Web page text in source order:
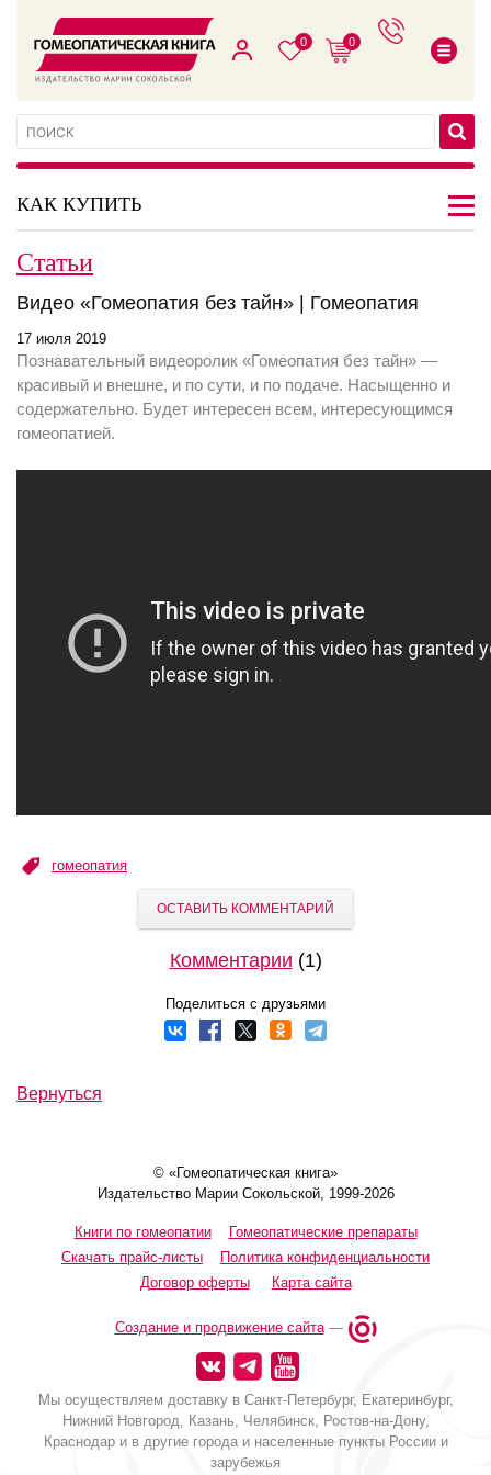
0 0
КАК КУПИТЬ
Статьи
Видео «Гомеопатия без тайн» | Гомеопатия
17 июля 2019
Познавательный видеоролик «Гомеопатия без тайн» —
красивый и внешне, и по сути, и по подаче. Насыщенно и
содержательно. Будет интересен всем, интересующимся
гомеопатией.
гомеопатия
ОСТАВИТЬ КОММЕНТАРИЙ
Комментарии (1)
Поделиться с друзьями
Вернуться
© «Гомеопатическая книга»
Издательство Марии Сокольской, 1999-2026
Книги по гомеопатии
Гомеопатические препараты
Скачать прайс-листы
Политика конфиденциальности
Договор оферты
Карта сайта
Создание и продвижение сайта—
Мы осуществляем доставку в Санкт-Петербург, Екатеринбург,
Нижний Новгород, Казань, Челябинск, Ростов-на-Дону,
Краснодар и в другие города и населенные пункты России и
зарубежья